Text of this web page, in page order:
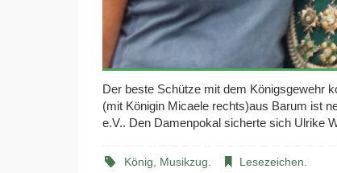
Der beste Schütze mit dem Königsgewehr
(mit Königin Micaele rechts)aus Barum ist
e.V.. Den Damenpokal sicherte sich Ulrike
König Musikzug Lesezeichen